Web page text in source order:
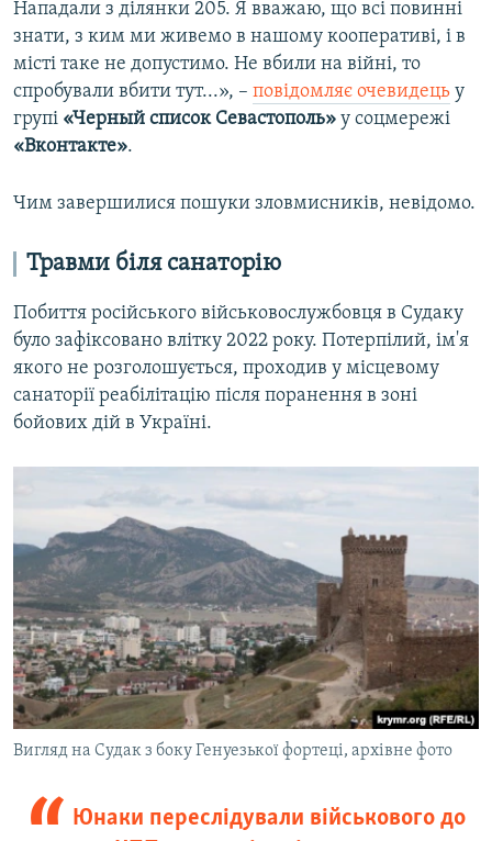
Нападали з ділянки 205. Я вважаю, що всі повинні
знати, з ким ми живемо в нашому кооперативі, і в
місті таке не допустимо. Не вбили на війні, то
спробували вбити тут...», – повідомляє очевидець у
групі «Черный список Севастополь» у соцмережі
«Вконтакте».
Чим завершилися пошуки зловмисників, невідомо.
Травми біля санаторію
Побиття російського військовослужбовця в Судаку
було зафіксовано влітку 2022 року. Потерпілий, ім'я
якого не розголошується, проходив у місцевому
санаторії реабілітацію після поранення в зоні
бойових дій в Україні.
Вигляд на Судак з боку Генуезької фортеці, архівне фото
Юнаки переслідували військового до